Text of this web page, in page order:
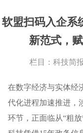
软盟扫码入企系
新范式，
栏目：科技简
在数字经济与实体经
代化进程加速推进，
环节，正面临从“粗